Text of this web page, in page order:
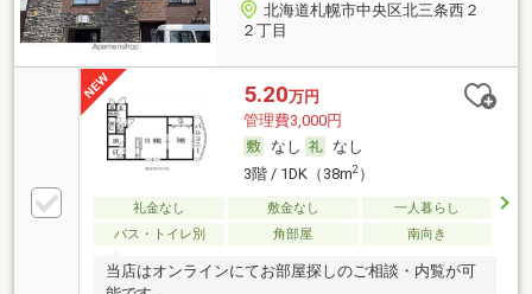
北海道札幌市中央区北三条西２
２丁目
5.20万円
管理費3,000円
なし
なし
3階 / 1DK（38m2）
礼金なし 敷金なし
一人暮らし
バス・トイレ別
角部屋 南向き
当店はオンラインにてお部屋探しのご相談・内覧が可